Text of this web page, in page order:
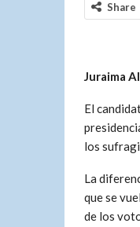
Share
Juraima
El
los
La
que se
de los